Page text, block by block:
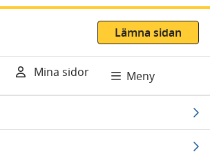
Lämna sidan
Mina sidor Meny